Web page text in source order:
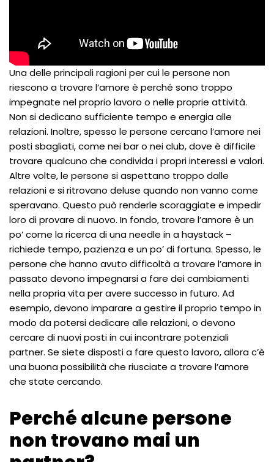
Una delle principali ragioni per cui le persone non
riescono a trovare l’amore è perché sono troppo
impegnate nel proprio lavoro o nelle proprie attività.
Non si dedicano sufficiente tempo e energia alle
relazioni. Inoltre, spesso le persone cercano l’amore nei
posti sbagliati, come nei bar o nei club, dove è difficile
trovare qualcuno che condivida i propri interessi e valori.
Altre volte, le persone si aspettano troppo dalle
relazioni e si ritrovano deluse quando non vanno come
speravano. Questo può renderle scoraggiate e impedir
loro di provare di nuovo. In fondo, trovare l’amore è un
po’ come la ricerca di una needle in a haystack –
richiede tempo, pazienza e un po’ di fortuna. Spesso, le
persone che hanno avuto difficoltà a trovare l’amore in
passato devono impegnarsi a fare dei cambiamenti
nella propria vita per avere successo in futuro. Ad
esempio, devono imparare a gestire il proprio tempo in
modo da potersi dedicare alle relazioni, o devono
cercare di nuovi posti in cui incontrare potenziali
partner. Se siete disposti a fare questo lavoro, allora c’è
una buona possibilità che riusciate a trovare l’amore
che state cercando.
Perché alcune persone
non trovano mai un